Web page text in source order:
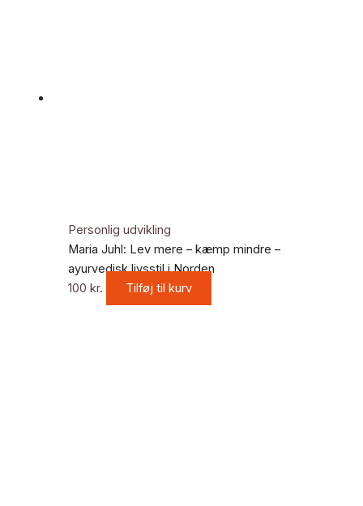
Personlig udvikling
Maria Juhl: Lev mere – kæmp mindre –
ayurvedisk livsstil i Norden
100 kr. Tilføj til kurv